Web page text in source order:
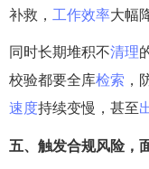
补救， 工作效率大幅
同时长期堆积不清理
校验都要全库检索 ，
速度持续变慢，甚至
五、触发合规风险，